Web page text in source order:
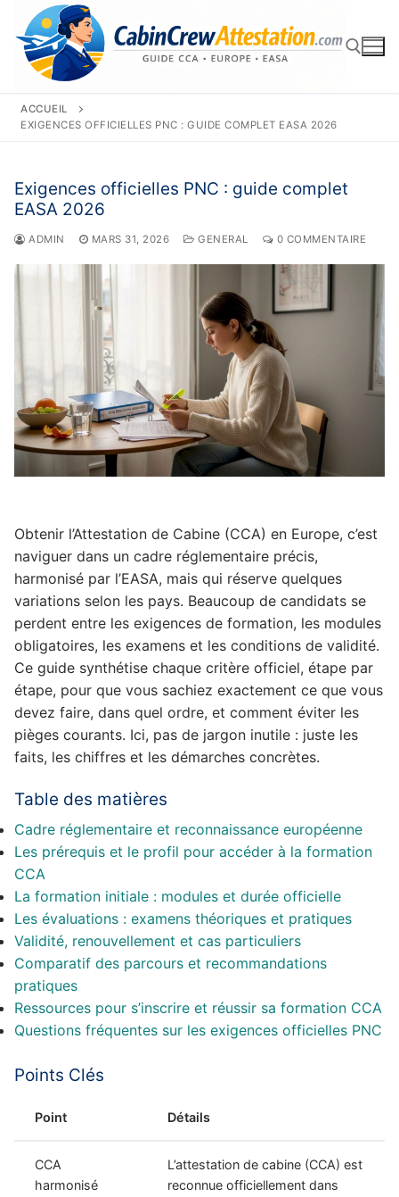
contenu
Rechercher :
ACCUEIL
EXIGENCES OFFICIELLES PNC : GUIDE COMPLET EASA 2026
Exigences officielles PNC : guide complet
EASA 2026
ADMIN MARS 31, 2026 GENERAL 0 COMMENTAIRE
Obtenir l’Attestation de Cabine (CCA) en Europe, c’est
naviguer dans un cadre réglementaire précis,
harmonisé par l’EASA, mais qui réserve quelques
variations selon les pays. Beaucoup de candidats se
perdent entre les exigences de formation, les modules
obligatoires, les examens et les conditions de validité.
Ce guide synthétise chaque critère officiel, étape par
étape, pour que vous sachiez exactement ce que vous
devez faire, dans quel ordre, et comment éviter les
pièges courants. Ici, pas de jargon inutile : juste les
faits, les chiffres et les démarches concrètes.
Table des matières
Cadre réglementaire et reconnaissance européenne
Les prérequis et le profil pour accéder à la formation
CCA
La formation initiale : modules et durée officielle
Les évaluations : examens théoriques et pratiques
Validité, renouvellement et cas particuliers
Comparatif des parcours et recommandations
pratiques
Ressources pour s’inscrire et réussir sa formation CCA
Questions fréquentes sur les exigences officielles PNC
Points Clés
Point Détails
CCA
harmonisé
L’attestation de cabine (CCA) est
reconnue officiellement dans